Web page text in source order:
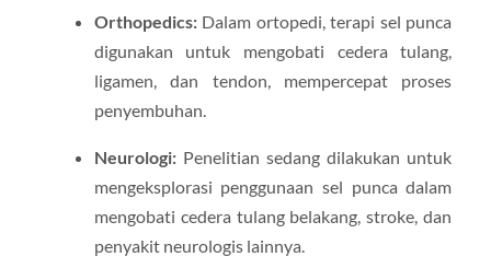
Orthopedics:Dalam ortopedi, terapi sel punca
digunakan untuk mengobati cedera tulang,
ligamen, dan tendon, mempercepat proses
penyembuhan.
Neurologi:Penelitian sedang dilakukan untuk
mengeksplorasi penggunaan sel punca dalam
mengobati cedera tulang belakang, stroke, dan
penyakit neurologis lainnya.